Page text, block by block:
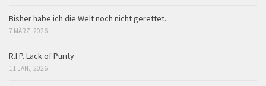
Bisher habe ich die Welt noch nicht gerettet.
7 MÄRZ, 2026
R.I.P. Lack of Purity
11 JAN., 2026